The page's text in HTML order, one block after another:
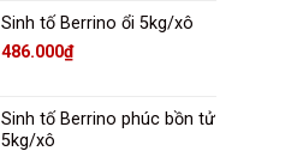
Sinh tố Berrino ổi 5kg/xô
486.000₫
Sinh tố Berrino phúc bồn tử
5kg/xô